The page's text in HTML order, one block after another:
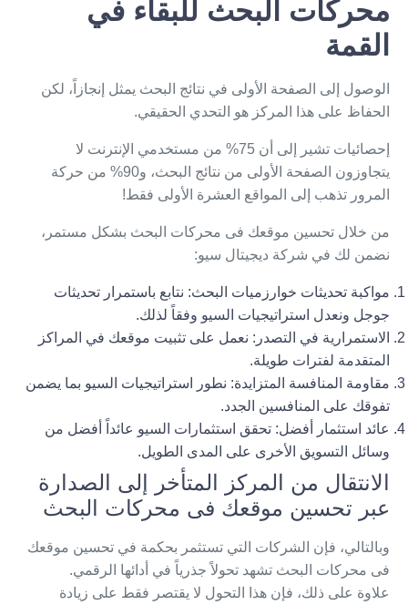
محركات البحث للبقاء في
القمة
الوصول إلى الصفحة الأولى في نتائج البحث يمثل إنجازاً، لكن
الحفاظ على هذا المركز هو التحدي الحقيقي.
إحصائيات تشير إلى أن 75% من مستخدمي الإنترنت لا
يتجاوزون الصفحة الأولى من نتائج البحث، و90% من حركة
المرور تذهب إلى المواقع العشرة الأولى فقط!
من خلال تحسين موقعك فى محركات البحث بشكل مستمر،
نضمن لك في شركة ديجيتال سيو:
مواكبة تحديثات خوارزميات البحث: نتابع باستمرار تحديثات
جوجل ونعدل استراتيجيات السيو وفقاً لذلك.
الاستمرارية في التصدر: نعمل على تثبيت موقعك في المراكز
المتقدمة لفترات طويلة.
مقاومة المنافسة المتزايدة: نطور استراتيجيات السيو بما يضمن
تفوقك على المنافسين الجدد.
عائد استثمار أفضل: تحقق استثمارات السيو عائداً أفضل من
وسائل التسويق الأخرى على المدى الطويل.
الانتقال من المركز المتأخر إلى الصد‎ارة
عبر تحسين موقعك فى محركات البحث
وبالتالي، فإن الشركات التي تستثمر بحكمة في تحسين موقعك
فى محركات البحث تشهد تحولاً جذرياً في أدائها الرقمي.
علاوة على ذلك، فإن هذا التحول لا يقتصر فقط على زيادة